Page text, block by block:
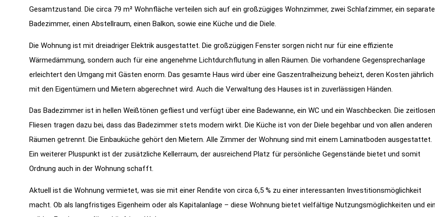
Gesamtzustand. Die circa 79 m² Wohnfläche verteilen sich auf ein großzügiges Wohnzimmer, zwei Schlafzimmer, ein
Badezimmer, einen Abstellraum, einen Balkon, sowie eine Küche und die Diele.
Die Wohnung ist mit dreiadriger Elektrik ausgestattet. Die großzügigen Fenster sorgen nicht nur für eine effiziente
Wärmedämmung, sondern auch für eine angenehme Lichtdurchflutung in allen Räumen. Die vorhandene Gegensprechanlage
erleichtert den Umgang mit Gästen enorm. Das gesamte Haus wird über eine Gaszentralheizung beheizt, deren Kosten jährlich
mit den Eigentümern und Mietern abgerechnet wird. Auch die Verwaltung des Hauses ist in zuverlässigen Händen.
Das Badezimmer ist in hellen Weißtönen gefliest und verfügt über eine Badewanne, ein WC und ein Waschbecken. Die zeitlosen
Fliesen tragen dazu bei, dass das Badezimmer stets modern wirkt. Die Küche ist von der Diele begehbar und von allen anderen
Räumen getrennt. Die Einbauküche gehört den Mietern. Alle Zimmer der Wohnung sind mit einem Laminatboden ausgestattet.
Ein weiterer Pluspunkt ist der zusätzliche Kellerraum, der ausreichend Platz für persönliche Gegenstände bietet und somit
Ordnung auch in der Wohnung schafft.
Aktuell ist die Wohnung vermietet, was sie mit einer Rendite von circa 6,5 % zu einer interessanten Investitionsmöglichkeit
macht. Ob als langfristiges Eigenheim oder als Kapitalanlage – diese Wohnung bietet vielfältige Nutzungsmöglichkeiten und ein